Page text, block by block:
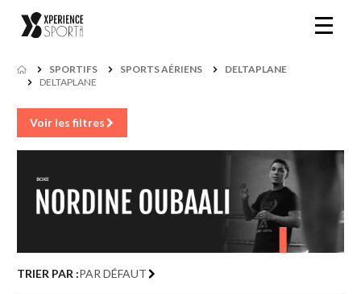
SPORTIFS SPORTS AÉRIENS
DELTAPLANE
DELTAPLANE
Voir les filtres
TRIER PAR :PAR DÉFAUT